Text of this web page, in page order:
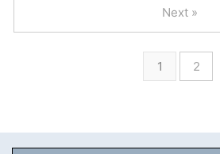
1 2
Next »